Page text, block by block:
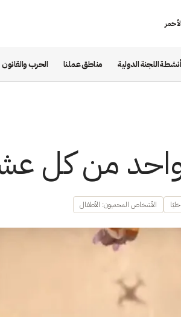
أنشطة اللجنة الدولية مناطق عملنا الحرب والقانون
من كل
الأشخاص المحميون: الأطفال